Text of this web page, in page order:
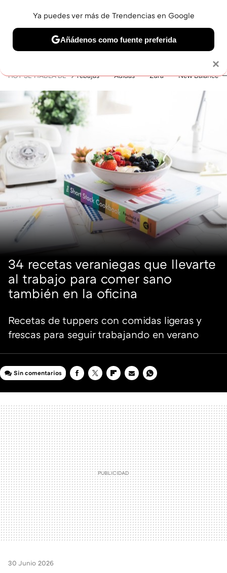
BELLEZA SHOPPING VIAJES GASTRO SNEAKERS
HOY SE HABLA DE rebajas Adidas Zara New Balance
34 recetas veraniegas que llevarte
al trabajo para comer sano
también en la oficina
Recetas de tuppers con comidas ligeras y
frescas para seguir trabajando en verano
Sin comentarios
30 Junio 2026
×
Ya puedes ver más de Trendencias en Google
Añádenos como fuente preferida